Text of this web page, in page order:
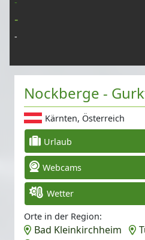
-
-
Nockberge -
Kärnten, Österreich
Urlaub
Webcams
Wetter
Orte in der Region:
Bad Kleinkirchheim